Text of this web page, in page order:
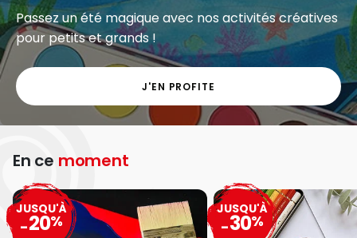
J'EN PROFITE
En ce moment
JUSQU'À
-20%
JUSQU'À
-30%